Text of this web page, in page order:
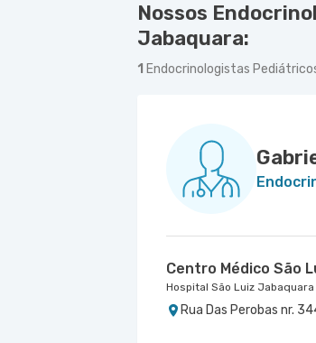
Nossos
Jabaquara:
1 Endocrinologistas
Centro Médico São
Hospital São Luiz Jabaquara
Rua Das Perobas nr.